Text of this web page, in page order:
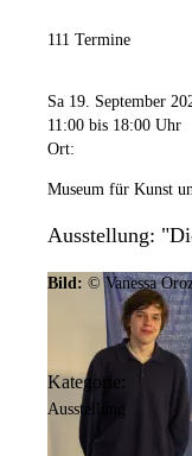
111 Termine
Sa 19. September
11:00 bis 18:00 Uhr
Ort:
Museum für Kunst
Ausstellung:
Bild: © Vanessa
Kategorie:
Ausstellung